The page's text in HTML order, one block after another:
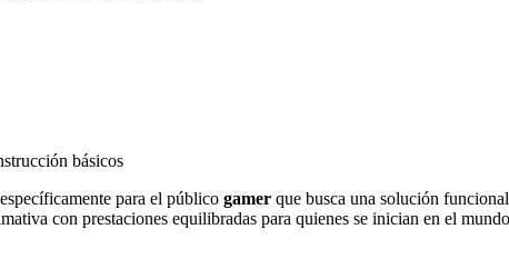
básicos
para el público gamer que busca una solución
con prestaciones equilibradas para quienes se inician en el